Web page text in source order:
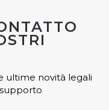
ultime novità legali